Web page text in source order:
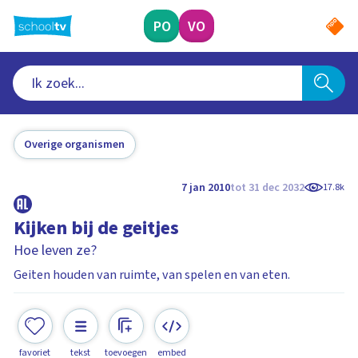
naar
hoofdinhoud
PO VO
Overige organismen
7 jan 2010tot 31 dec 2032 17.8k
Kijken bij de geitjes
Hoe leven ze?
Geiten houden van ruimte, van spelen en van eten.
favoriet tekst toevoegen embed